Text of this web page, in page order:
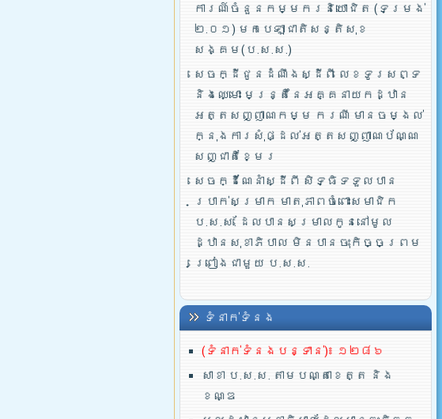
ការណ៍ចំនួនកម្មករនិយោជិត (ទម្រង់
២.០១) មកបេឡាជាតិសន្តិសុខ
សង្គម(ប.ស.ស.)
សេចក្ដីជូនដំណឹងស្ដីពី លេខទូរសព្ទ
និងឈ្មោះ មន្រ្តីនៃអគ្គនាយកដ្ឋាន
អត្តសញ្ញាណកម្ម ករណី មានចម្ងល់
ក្នុងការសុំផ្ដល់អត្តសញ្ញាណប័ណ្ណ
សញ្ជាតិខ្មែរ
សេចក្ដីណែនាំស្ដីពី សិទ្ធិទទួលបាន
ប្រាក់សម្រាក មាតុភាពចំពោះសមាជិក
ប.ស.ស. ដែលបានសម្រាលកូននៅមូល
ដ្ឋានសុខាភិបាល មិនបានចុះកិច្ចព្រម
ព្រៀងជាមួយ ប.ស.ស.
ទំនាក់ទំនង
(ទំនាក់ទំនងបន្ទាន់)៖ ១២៨៦
សាខា ប.ស.ស. តាមបណ្តាខេត្ត និង
ខណ្ឌ